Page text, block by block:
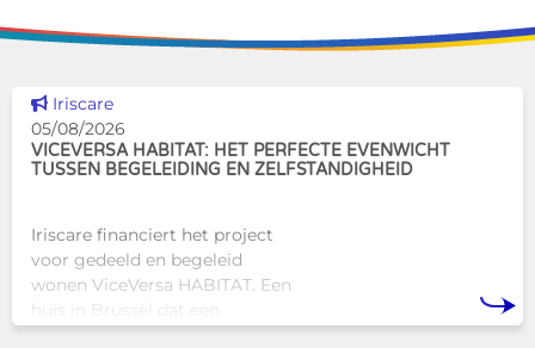
Dit nieuws tonen
Iriscare
05/08/2026
VICEVERSA HABITAT: HET PERFECTE EVENWICHT
TUSSEN BEGELEIDING EN ZELFSTANDIGHEID
Iriscare financiert het project
voor gedeeld en begeleid
wonen ViceVersa HABITAT. Een
huis in Brussel dat een